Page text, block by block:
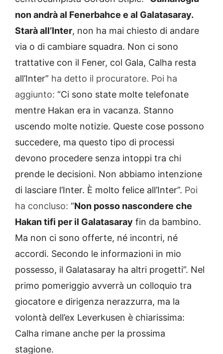
non andrà al Fenerbahce e al Galatasaray.
Starà all’Inter, non ha mai chiesto di andare
via o di cambiare squadra. Non ci sono
trattative con il Fener, col Gala, Calha resta
all’Inter” ha detto il procuratore. Poi ha
aggiunto: “Ci sono state molte telefonate
mentre Hakan era in vacanza. Stanno
uscendo molte notizie. Queste cose possono
succedere, ma questo tipo di processi
devono procedere senza intoppi tra chi
prende le decisioni. Non abbiamo intenzione
di lasciare l’Inter. È molto felice all’Inter”. Poi
ha concluso: “Non posso nascondere che
Hakan tifi per il Galatasaray fin da bambino.
Ma non ci sono offerte, né incontri, né
accordi. Secondo le informazioni in mio
possesso, il Galatasaray ha altri progetti”. Nel
primo pomeriggio avverrà un colloquio tra
giocatore e dirigenza nerazzurra, ma la
volontà dell’ex Leverkusen è chiarissima:
Calha rimane anche per la prossima
stagione.